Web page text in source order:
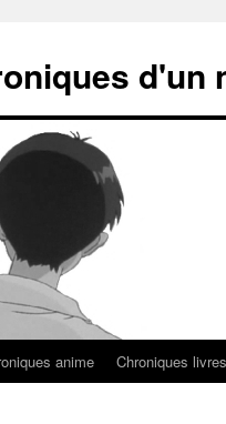
d'un
anime Chroniques